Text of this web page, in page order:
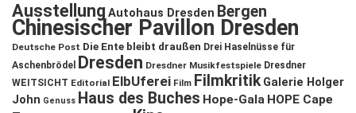
Ausstellung Autohaus Dresden Bergen
Chinesischer Pavillon Dresden
Deutsche Post Die Ente bleibt draußen Drei Haselnüsse für
Aschenbrödel
Dresden Dresdner Musikfestspiele Dresdner
WEITSICHT Editorial ElbUferei Film Filmkritik Galerie Holger
John Genuss Haus des Buches Hope-Gala HOPE Cape